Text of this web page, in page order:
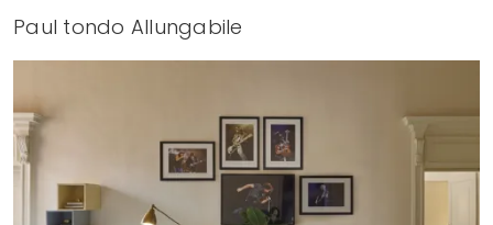
Paul tondo Allungabile